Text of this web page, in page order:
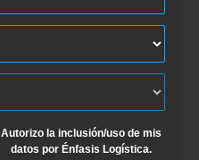
Autorizo la inclusión/uso de mis
datos por Énfasis Logística.